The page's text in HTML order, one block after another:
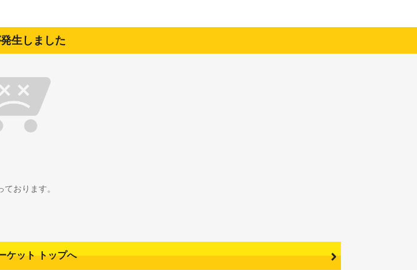
生しました
おります。
ケット トップへ